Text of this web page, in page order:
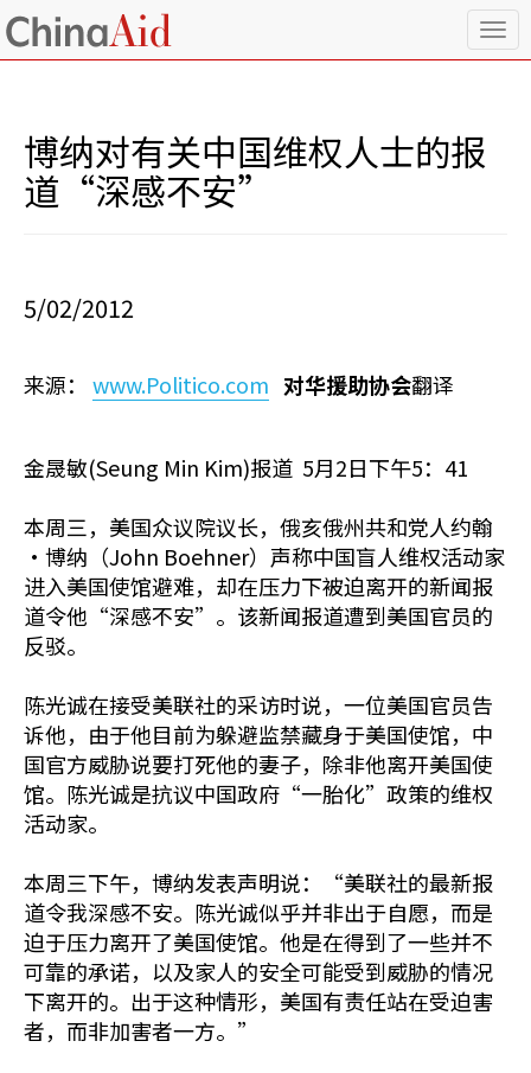
T
o
博纳对有关中国维权人士的报
道“深感不安”
5/02/2012
来源： www.Politico.com 对华援助协会翻译
金晟敏(Seung Min Kim)报道 5月2日下午5：41
本周三，美国众议院议长，俄亥俄州共和党人约翰
•博纳（John Boehner）声称中国盲人维权活动家
进入美国使馆避难，却在压力下被迫离开的新闻报
道令他“深感不安”。该新闻报道遭到美国官员的
反驳。
陈光诚在接受美联社的采访时说，一位美国官员告
诉他，由于他目前为躲避监禁藏身于美国使馆，中
国官方威胁说要打死他的妻子，除非他离开美国使
馆。陈光诚是抗议中国政府“一胎化”政策的维权
活动家。
本周三下午，博纳发表声明说：“美联社的最新报
道令我深感不安。陈光诚似乎并非出于自愿，而是
迫于压力离开了美国使馆。他是在得到了一些并不
可靠的承诺，以及家人的安全可能受到威胁的情况
下离开的。出于这种情形，美国有责任站在受迫害
者，而非加害者一方。”